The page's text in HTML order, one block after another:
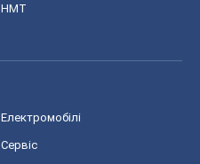
НМТ
Електромобілі
Сервіс